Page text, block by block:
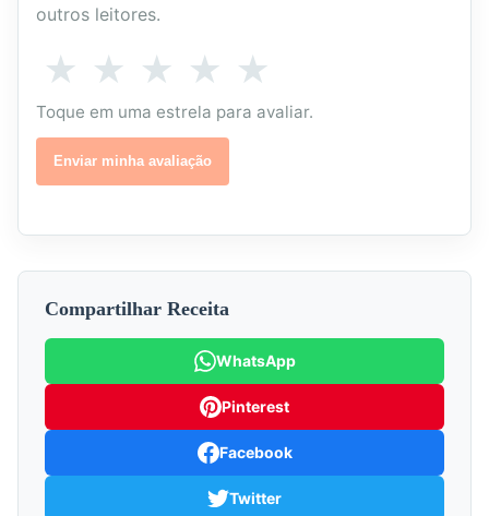
outros leitores.
Como
você
avalia
esta
receita?
★
1
estrela
-
Não
gostei
★
2
estrelas
-
Poderia
melhorar
★
3
estrelas
-
Boa
★
4
estrelas
-
Muito
boa
★
5
estrelas
Toque em uma estrela para avaliar.
Enviar minha avaliação
Compartilhar Receita
WhatsApp
Pinterest
Facebook
Twitter